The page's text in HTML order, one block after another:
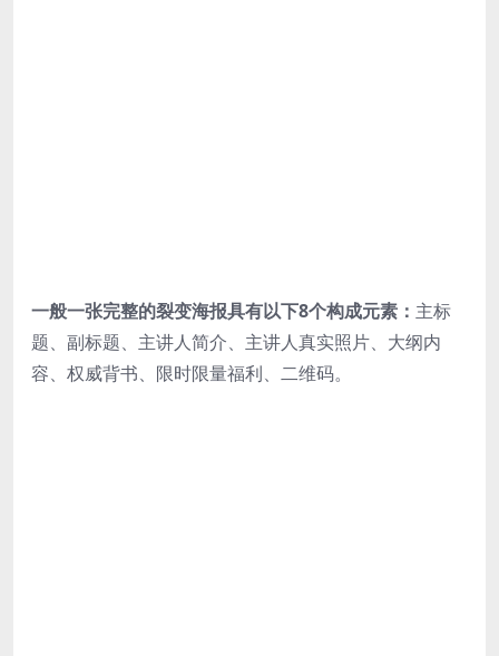
一般一张完整的裂变海报具有以下8个构成元素： 主标
题、副标题、主讲人简介、主讲人真实照片、大纲内
容、权威背书、限时限量福利、二维码。